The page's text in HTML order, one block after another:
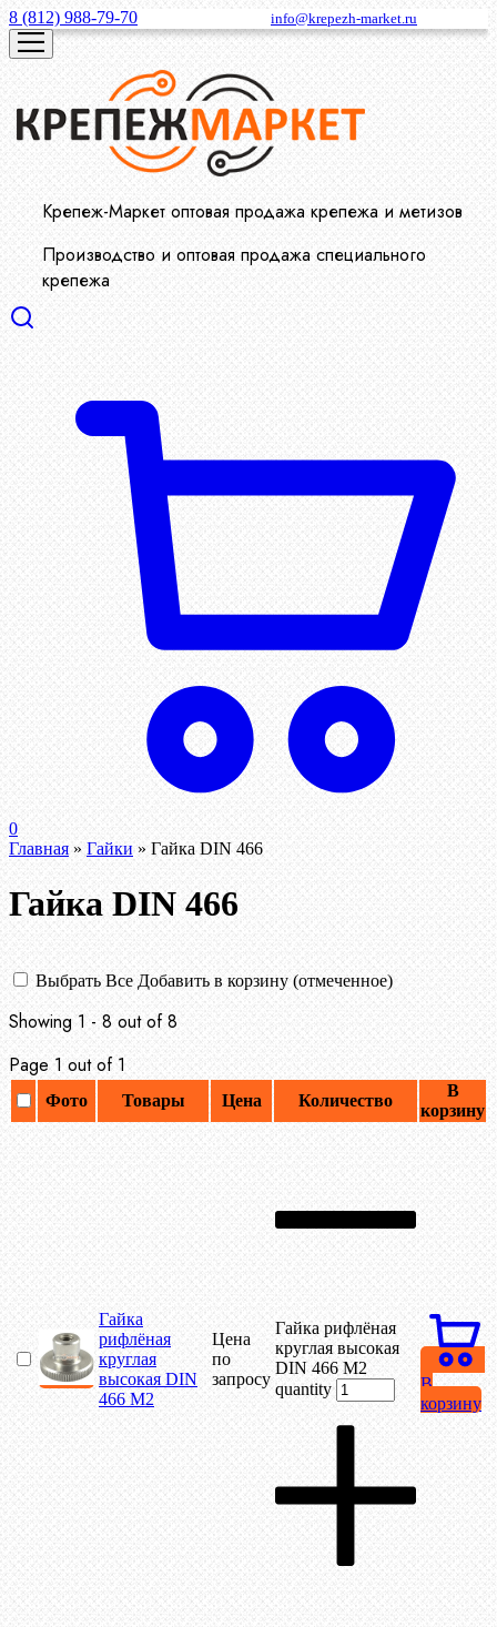
8 (812) 988-79-70 info@krepezh-market.ru
Крепеж-Маркет оптовая продажа крепежа и метизов
Производство и оптовая продажа специального
крепежа
0
Главная » Гайки » Гайка DIN 466
Гайка DIN 466
Выбрать Все Добавить в корзину (отмеченное)
Showing 1 - 8 out of 8
Page 1 out of 1
Фото Товары Цена Количество
В
корзину
Гайка
рифлёная
круглая
высокая DIN
466 М2
Цена
по
запросу
Гайка рифлёная
круглая высокая
DIN 466 М2
quantity
В
корзину